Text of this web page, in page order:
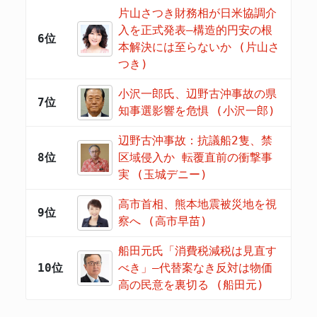
6位
片山さつき財務相が日米協調介
入を正式発表―構造的円安の根
本解決には至らないか (片山さ
つき)
7位
小沢一郎氏、辺野古沖事故の県
知事選影響を危惧 (小沢一郎)
8位
辺野古沖事故：抗議船2隻、禁
区域侵入か 転覆直前の衝撃事
実 (玉城デニー)
9位
高市首相、熊本地震被災地を視
察へ (高市早苗)
10位
船田元氏「消費税減税は見直す
べき」―代替案なき反対は物価
高の民意を裏切る (船田元)